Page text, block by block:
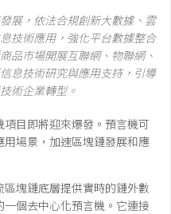
展，依法合規創新大數據、雲
技術應用，強化平台數據整合
市場開展互聯網、物聯網、
息技術研究與應用支持，引導
術企業轉型。
目即將迎來爆發。預言機可
場景，加速區塊鏈發展和應
塊鏈底層提供實時的鏈外數
個去中心化預言機。它連接